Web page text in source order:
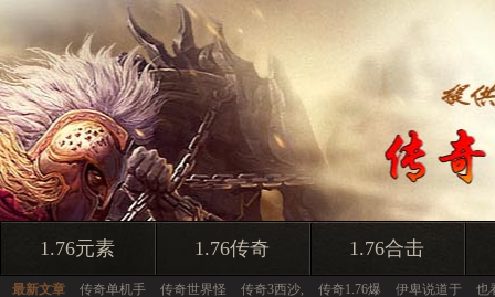
1.76元素 1.76传奇 1.76合击
最新文章 传奇单机手 传奇世界怪 传奇3西沙, 传奇1.76爆 伊卑说道于
也